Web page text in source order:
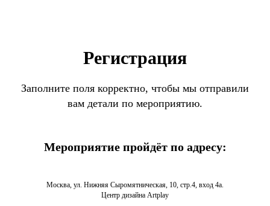
Регистрация
Заполните поля корректно, чтобы мы отправили
вам детали по мероприятию.
Мероприятие пройдёт по адресу:
Москва, ул. Нижняя Сыромятническая, 10, стр.4, вход 4а.
Центр дизайна Artplay